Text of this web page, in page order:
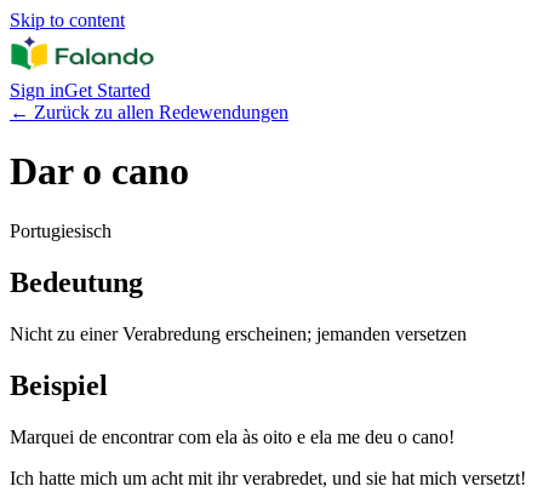
Skip to content
Sign inGet Started
← Zurück zu allen Redewendungen
Dar o cano
Portugiesisch
Bedeutung
Nicht zu einer Verabredung erscheinen; jemanden versetzen
Beispiel
Marquei de encontrar com ela às oito e ela me deu o cano!
Ich hatte mich um acht mit ihr verabredet, und sie hat mich versetzt!